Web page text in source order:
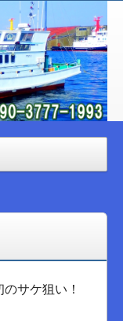
サケ狙い！